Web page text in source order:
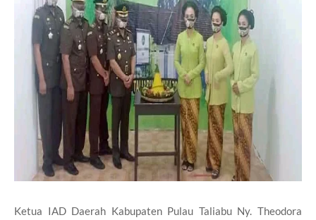
Ketua IAD Daerah Kabupaten Pulau Taliabu Ny. Theodora